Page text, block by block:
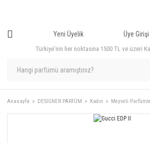
Türkiye'nin her noktasına 1500 TL ve üzeri
Yeni Üyelik Üye Girişi
Anasayfa DESIGNER PARFÜM Kadın Meyveli